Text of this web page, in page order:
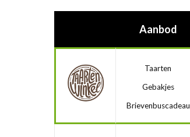
Aanbod
Taarten
Gebakjes
Brievenbuscadeau